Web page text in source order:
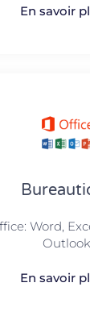
En savoir
Word,
En savoir